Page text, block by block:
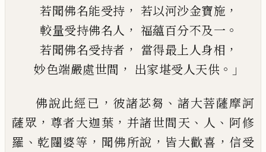
若聞佛名能受持 ， 若以河沙金寶施 ，
較量受持佛名人 ， 福蘊百分不及一 。
若聞佛名受持者 ， 當得最上人身相 ，
妙色端嚴處世間 ， 出家堪受人天供 。」
佛說此經已 ， 彼諸苾芻 、 諸大菩薩摩訶
薩眾 ， 尊者大迦葉 ， 并諸世間天 、 人 、 阿修
羅 、乾闥婆等 ， 聞佛所說 ， 皆大歡喜 ， 信受